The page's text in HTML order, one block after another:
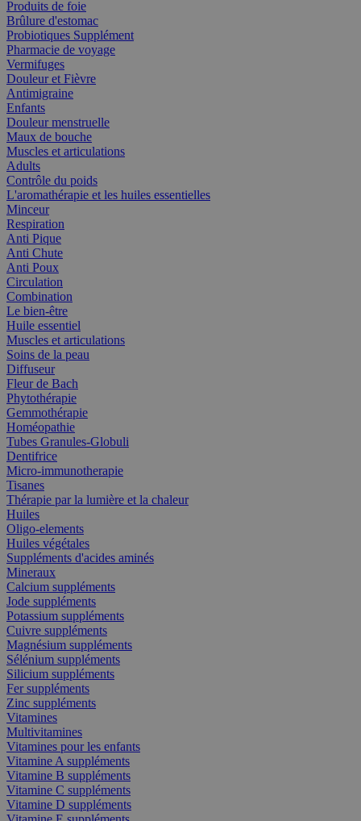
Produits de foie
Brûlure d'estomac
Probiotiques Supplément
Pharmacie de voyage
Vermifuges
Douleur et Fièvre
Antimigraine
Enfants
Douleur menstruelle
Maux de bouche
Muscles et articulations
Adults
Contrôle du poids
L'aromathérapie et les huiles essentielles
Minceur
Respiration
Anti Pique
Anti Chute
Anti Poux
Circulation
Combination
Le bien-être
Huile essentiel
Muscles et articulations
Soins de la peau
Diffuseur
Fleur de Bach
Phytothérapie
Gemmothérapie
Homéopathie
Tubes Granules-Globuli
Dentifrice
Micro-immunotherapie
Tisanes
Thérapie par la lumière et la chaleur
Huiles
Oligo-elements
Huiles végétales
Suppléments d'acides aminés
Mineraux
Calcium suppléments
Jode suppléments
Potassium suppléments
Cuivre suppléments
Magnésium suppléments
Sélénium suppléments
Silicium suppléments
Fer suppléments
Zinc suppléments
Vitamines
Multivitamines
Vitamines pour les enfants
Vitamine A suppléments
Vitamine B suppléments
Vitamine C suppléments
Vitamine D suppléments